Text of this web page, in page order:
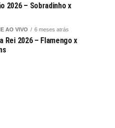
2026 – Sobradinho x
AO VIVO 6 meses atrás
Rei 2026 – Flamengo x